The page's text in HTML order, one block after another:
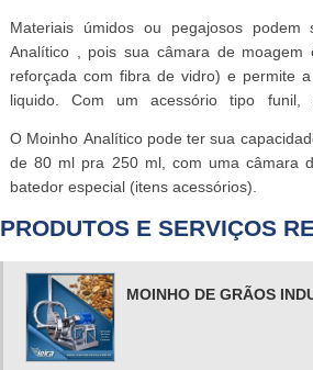
Materiais úmidos ou pegajosos
Analítico , pois sua câmara de moagem
reforçada com fibra de vidro) e permite
liquido. Com um acessório tipo
O Moinho Analítico pode ter sua
de 80 ml pra 250 ml, com uma câmara
batedor especial (itens acessórios).
PRODUTOS E SERVIÇOS
MOINHO DE GRÃOS